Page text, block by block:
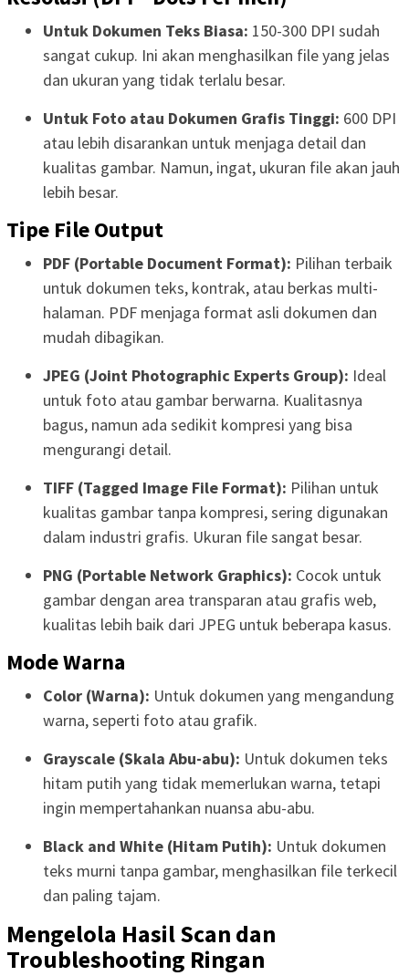
Untuk Dokumen Teks Biasa: 150-300 DPI sudah
sangat cukup. Ini akan menghasilkan file yang jelas
dan ukuran yang tidak terlalu besar.
Untuk Foto atau Dokumen Grafis Tinggi: 600 DPI
atau lebih disarankan untuk menjaga detail dan
kualitas gambar. Namun, ingat, ukuran file akan jauh
lebih besar.
Tipe File Output
PDF (Portable Document Format): Pilihan terbaik
untuk dokumen teks, kontrak, atau berkas multi-
halaman. PDF menjaga format asli dokumen dan
mudah dibagikan.
JPEG (Joint Photographic Experts Group): Ideal
untuk foto atau gambar berwarna. Kualitasnya
bagus, namun ada sedikit kompresi yang bisa
mengurangi detail.
TIFF (Tagged Image File Format): Pilihan untuk
kualitas gambar tanpa kompresi, sering digunakan
dalam industri grafis. Ukuran file sangat besar.
PNG (Portable Network Graphics): Cocok untuk
gambar dengan area transparan atau grafis web,
kualitas lebih baik dari JPEG untuk beberapa kasus.
Mode Warna
Color (Warna): Untuk dokumen yang mengandung
warna, seperti foto atau grafik.
Grayscale (Skala Abu-abu): Untuk dokumen teks
hitam putih yang tidak memerlukan warna, tetapi
ingin mempertahankan nuansa abu-abu.
Black and White (Hitam Putih): Untuk dokumen
teks murni tanpa gambar, menghasilkan file terkecil
dan paling tajam.
Mengelola Hasil Scan dan
Troubleshooting Ringan